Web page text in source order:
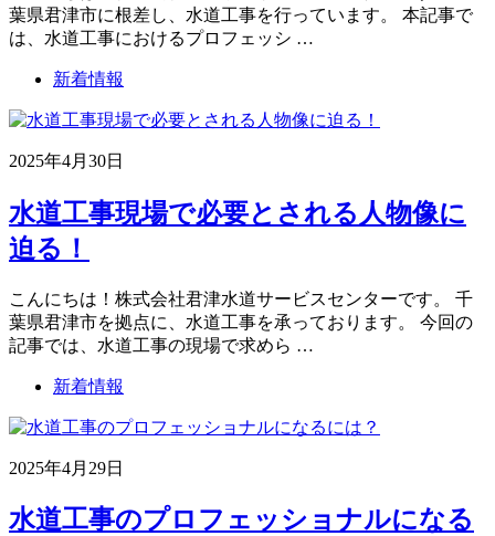
葉県君津市に根差し、水道工事を行っています。 本記事で
は、水道工事におけるプロフェッシ …
新着情報
2025年4月30日
水道工事現場で必要とされる人物像に
迫る！
こんにちは！株式会社君津水道サービスセンターです。 千
葉県君津市を拠点に、水道工事を承っております。 今回の
記事では、水道工事の現場で求めら …
新着情報
2025年4月29日
水道工事のプロフェッショナルになる